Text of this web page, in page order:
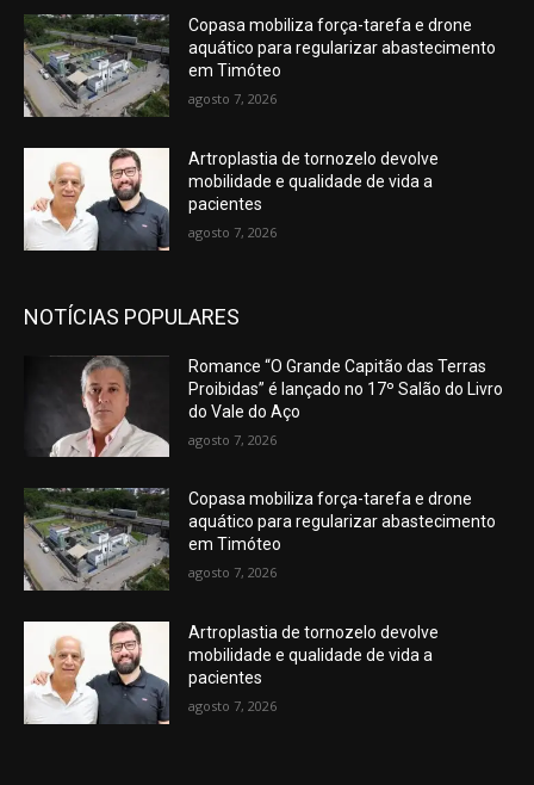
Copasa mobiliza força-tarefa e drone
aquático para regularizar abastecimento
em Timóteo
agosto 7, 2026
Artroplastia de tornozelo devolve
mobilidade e qualidade de vida a
pacientes
agosto 7, 2026
NOTÍCIAS POPULARES
Romance “O Grande Capitão das Terras
Proibidas” é lançado no 17º Salão do Livro
do Vale do Aço
agosto 7, 2026
Copasa mobiliza força-tarefa e drone
aquático para regularizar abastecimento
em Timóteo
agosto 7, 2026
Artroplastia de tornozelo devolve
mobilidade e qualidade de vida a
pacientes
agosto 7, 2026